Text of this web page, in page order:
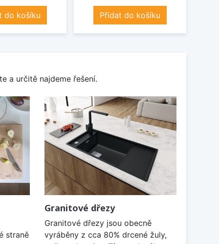
do košíku Přidat do košíku
a určitě najdeme řešení.
straně
Granitové dřezy
Granitové dřezy jsou obecně
vyráběny z cca 80% drcené žuly,